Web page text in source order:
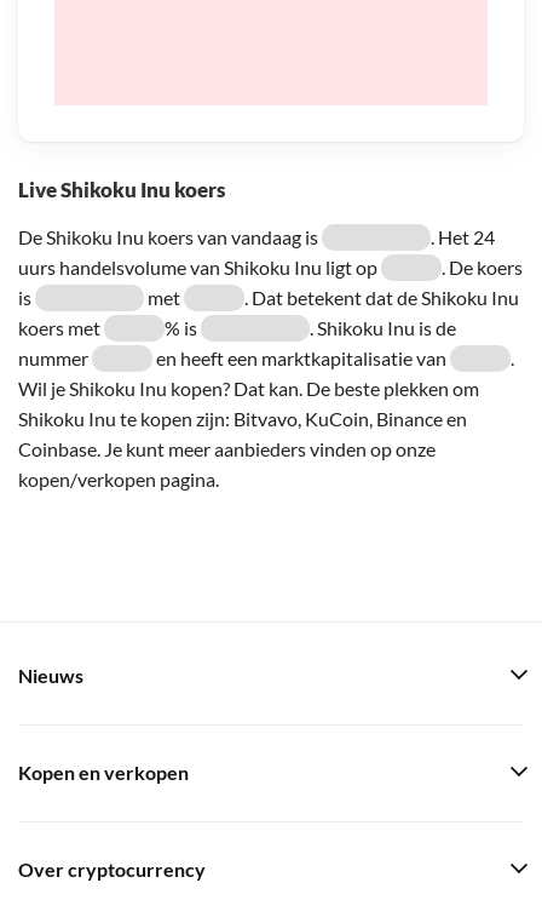
Live Shikoku Inu koers
De Shikoku Inu koers van vandaag is
. Het 24
uurs handelsvolume van Shikoku Inu ligt op
. De koers
is
met
. Dat betekent dat de Shikoku Inu
koers met
% is
. Shikoku Inu is de
nummer
en heeft een marktkapitalisatie van
.
Wil je Shikoku Inu kopen? Dat kan. De beste plekken om
Shikoku Inu te kopen zijn: Bitvavo, KuCoin, Binance en
Coinbase. Je kunt meer aanbieders vinden op onze
kopen/verkopen pagina.
Nieuws
Kopen en verkopen
Over cryptocurrency